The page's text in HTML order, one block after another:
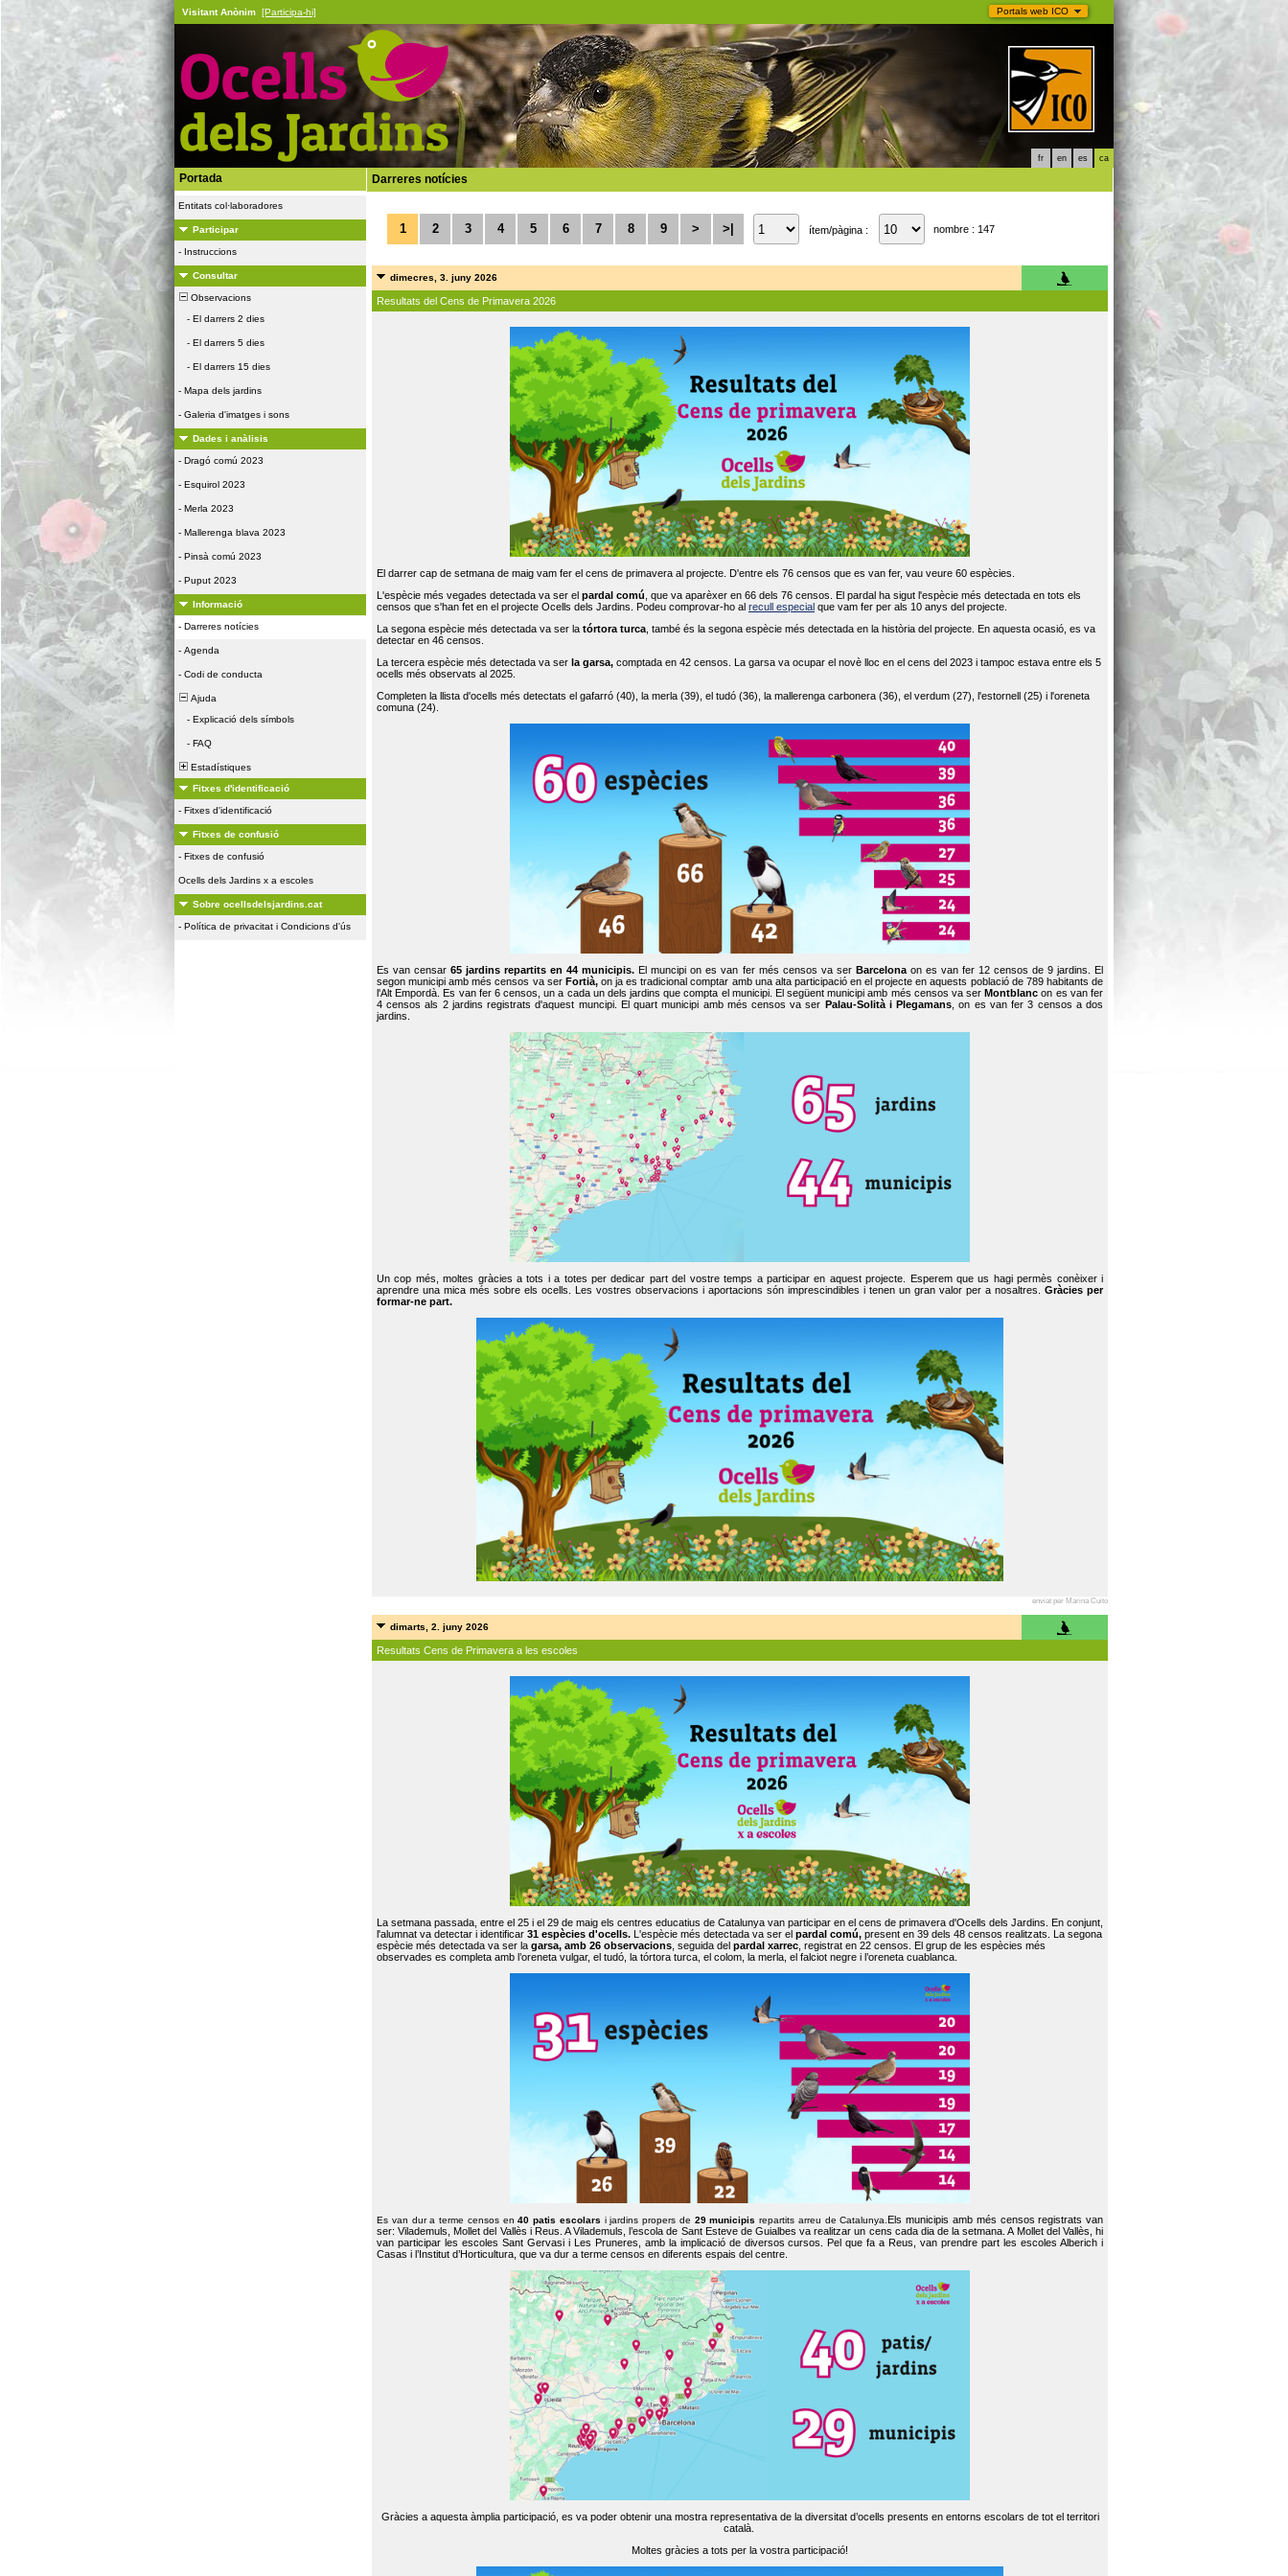
Portals web ICO
Visitant Anònim [Participa-hi]
fr en es ca
Portada
Entitats col·laboradores
Participar
- Instruccions
Consultar
Observacions
- El darrers 2 dies
- El darrers 5 dies
- El darrers 15 dies
- Mapa dels jardins
- Galeria d'imatges i sons
Dades i anàlisis
- Dragó comú 2023
- Esquirol 2023
- Merla 2023
- Mallerenga blava 2023
- Pinsà comú 2023
- Puput 2023
Informació
- Darreres notícies
- Agenda
- Codi de conducta
Ajuda
- Explicació dels símbols
- FAQ
Estadístiques
Fitxes d'identificació
- Fitxes d'identificació
Fitxes de confusió
- Fitxes de confusió
Ocells dels Jardins x a escoles
Sobre ocellsdelsjardins.cat
- Política de privacitat i Condicions d'ús
Darreres notícies
1 2 3 4 5 6 7 8 9 > >| ítem/pàgina : nombre : 147
dimecres, 3. juny 2026
Resultats del Cens de Primavera 2026
El darrer cap de setmana de maig vam fer el cens de primavera al projecte. D'entre els 76 censos que es van fer, vau veure 60 espècies.
L'espècie més vegades detectada va ser el pardal comú , que va aparèxer en 66 dels 76 censos. El pardal ha sigut l'espècie més detectada en tots els
censos que s'han fet en el projecte Ocells dels Jardins. Podeu comprovar-ho al recull especial que vam fer per als 10 anys del projecte.
La segona espècie més detectada va ser la tórtora turca , també és la segona espècie més detectada en la història del projecte. En aquesta ocasió, es va
detectar en 46 censos.
La tercera espècie més detectada va ser la garsa, comptada en 42 censos. La garsa va ocupar el novè lloc en el cens del 2023 i tampoc estava entre els 5
ocells més observats al 2025.
Completen la llista d'ocells més detectats el gafarró (40), la merla (39), el tudó (36), la mallerenga carbonera (36), el verdum (27), l'estornell (25) i l'oreneta
comuna (24).
Es van censar65 jardins repartits en 44 municipis. El muncipi on es van fer més censos va ser Barcelonaon es van fer 12 censos de 9 jardins. El
segon municipi amb més censos va ser Fortià, on ja es tradicional comptar amb una alta participació en el projecte en aquests població de 789 habitants de
l'Alt Empordà. Es van fer 6 censos, un a cada un dels jardins que compta el municipi. El següent municipi amb més censos va serMontblanc on es van fer
4 censos als 2 jardins registrats d'aquest muncipi. El quart municipi amb més censos va ser Palau-Solità i Plegamans , on es van fer 3 censos a dos
jardins.
Un cop més, moltes gràcies a tots i a totes per dedicar part del vostre temps a participar en aquest projecte. Esperem que us hagi permès conèixer i
aprendre una mica més sobre els ocells. Les vostres observacions i aportacions són imprescindibles i tenen un gran valor per a nosaltres. Gràcies per
formar-ne part.
enviat per Marina Cuito
dimarts, 2. juny 2026
Resultats Cens de Primavera a les escoles
La setmana passada, entre el 25 i el 29 de maig els centres educatius de Catalunya van participar en el cens de primavera d'Ocells dels Jardins. En conjunt,
l'alumnat va detectar i identificar 31 espècies d'ocells. L'espècie més detectada va ser el pardal comú, present en 39 dels 48 censos realitzats. La segona
espècie més detectada va ser la garsa, amb 26 observacions , seguida del pardal xarrec , registrat en 22 censos. El grup de les espècies més
observades es completa amb l’oreneta vulgar, el tudó, la tórtora turca, el colom, la merla, el falciot negre i l’oreneta cuablanca.
Es van dur a terme censos en40 patis escolars i jardins propers de 29 municipis repartits arreu de Catalunya. Els municipis amb més censos registrats van
ser: Vilademuls, Mollet del Vallès i Reus. A Vilademuls, l’escola de Sant Esteve de Guialbes va realitzar un cens cada dia de la setmana. A Mollet del Vallès, hi
van participar les escoles Sant Gervasi i Les Pruneres, amb la implicació de diversos cursos. Pel que fa a Reus, van prendre part les escoles Alberich i
Casas i l’Institut d’Horticultura, que va dur a terme censos en diferents espais del centre.
Gràcies a aquesta àmplia participació, es va poder obtenir una mostra representativa de la diversitat d’ocells presents en entorns escolars de tot el territori
català.
Moltes gràcies a tots per la vostra participació!